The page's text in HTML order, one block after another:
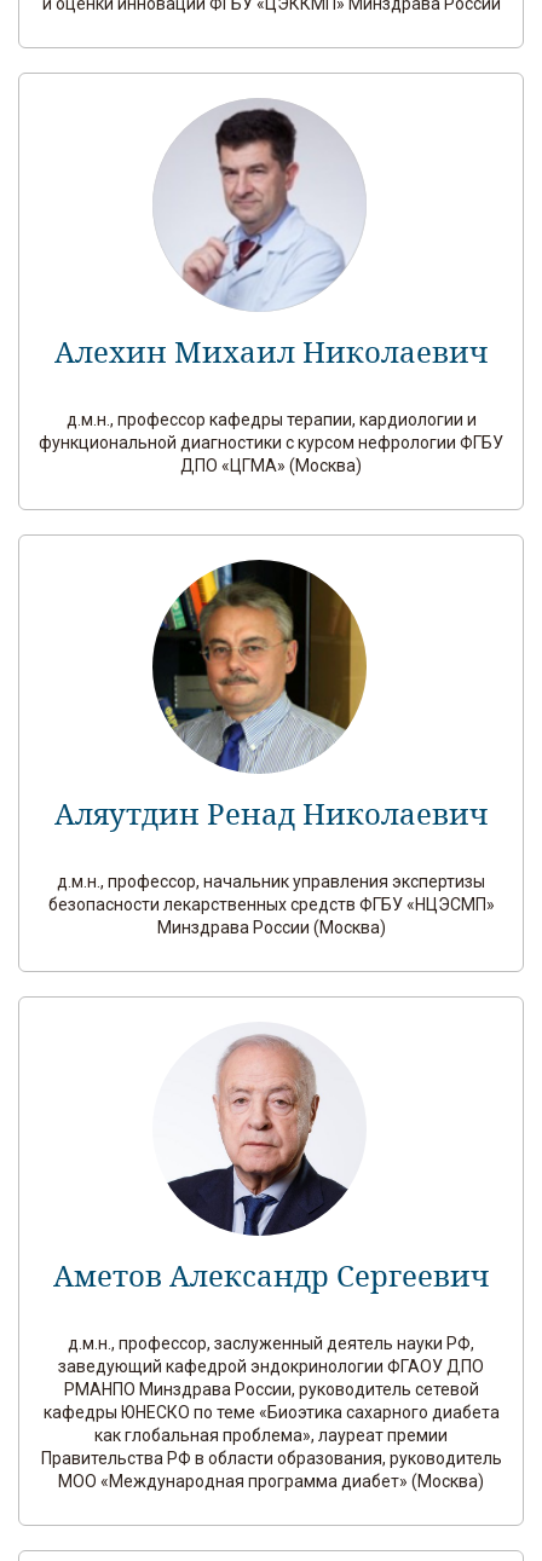
Алехин Михаил Николаевич
д.м.н., профессор кафедры терапии, кардиологии и
функциональной диагностики с курсом нефрологии ФГБУ
ДПО «ЦГМА» (Москва)
Аляутдин Ренад Николаевич
д.м.н., профессор, начальник управления экспертизы
безопасности лекарственных средств ФГБУ «НЦЭСМП»
Минздрава России (Москва)
Аметов Александр Сергеевич
д.м.н., профессор, заслуженный деятель науки РФ,
заведующий кафедрой эндокринологии ФГАОУ ДПО
РМАНПО Минздрава России, руководитель сетевой
кафедры ЮНЕСКО по теме «Биоэтика сахарного диабета
как глобальная проблема», лауреат премии
Правительства РФ в области образования, руководитель
МОО «Международная программа диабет» (Москва)